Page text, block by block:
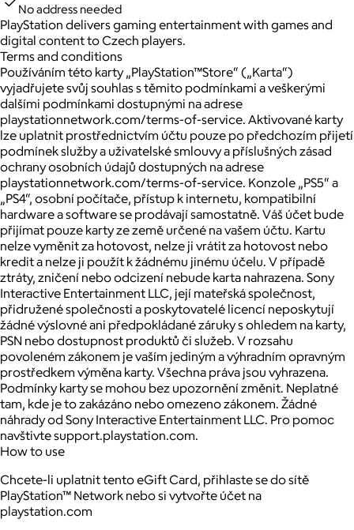
No address needed
PlayStation delivers gaming entertainment with games and
digital content to Czech players.
Terms and conditions
Používáním této karty „PlayStation™Store“ („Karta“)
vyjadřujete svůj souhlas s těmito podmínkami a veškerými
dalšími podmínkami dostupnými na adrese
playstationnetwork.com/terms-of-service. Aktivované karty
lze uplatnit prostřednictvím účtu pouze po předchozím přijetí
podmínek služby a uživatelské smlouvy a příslušných zásad
ochrany osobních údajů dostupných na adrese
playstationnetwork.com/terms-of-service. Konzole „PS5“ a
„PS4“, osobní počítače, přístup k internetu, kompatibilní
hardware a software se prodávají samostatně. Váš účet bude
přijímat pouze karty ze země určené na vašem účtu. Kartu
nelze vyměnit za hotovost, nelze ji vrátit za hotovost nebo
kredit a nelze ji použít k žádnému jinému účelu. V případě
ztráty, zničení nebo odcizení nebude karta nahrazena. Sony
Interactive Entertainment LLC, její mateřská společnost,
přidružené společnosti a poskytovatelé licencí neposkytují
žádné výslovné ani předpokládané záruky s ohledem na karty,
PSN nebo dostupnost produktů či služeb. V rozsahu
povoleném zákonem je vaším jediným a výhradním opravným
prostředkem výměna karty. Všechna práva jsou vyhrazena.
Podmínky karty se mohou bez upozornění změnit. Neplatné
tam, kde je to zakázáno nebo omezeno zákonem. Žádné
náhrady od Sony Interactive Entertainment LLC. Pro pomoc
navštivte support.playstation.com.
How to use
Chcete-li uplatnit tento eGift Card, přihlaste se do sítě
PlayStation™ Network nebo si vytvořte účet na
playstation.com